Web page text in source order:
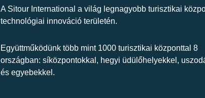
A Sitour International a világ legnagyobb turisztikai
technológiai innováció területén.
Együttműködünk több mint 1000 turisztikai központtal 8
országban: síközpontokkal, hegyi üdülőhelyekkel,
és egyebekkel.